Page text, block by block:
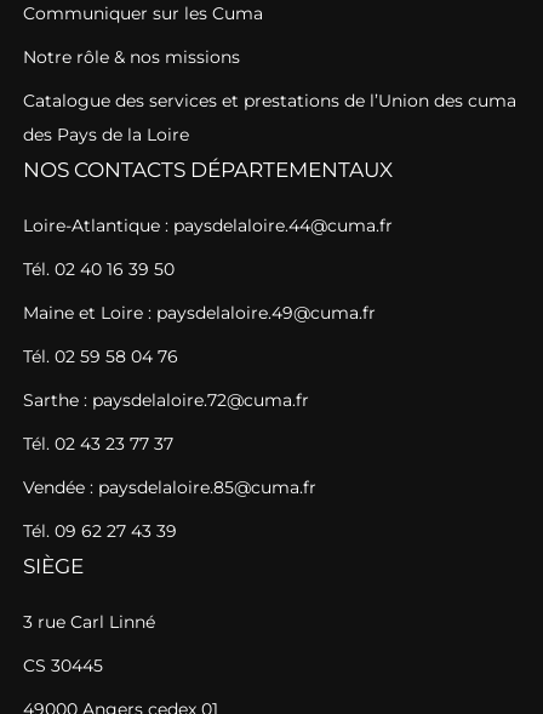
Communiquer sur les Cuma
Notre rôle & nos missions
Catalogue des services et prestations de l’Union des cuma
des Pays de la Loire
NOS CONTACTS DÉPARTEMENTAUX
Loire-Atlantique : paysdelaloire.44@cuma.fr
Tél. 02 40 16 39 50
Maine et Loire : paysdelaloire.49@cuma.fr
Tél. 02 59 58 04 76
Sarthe : paysdelaloire.72@cuma.fr
Tél. 02 43 23 77 37
Vendée : paysdelaloire.85@cuma.fr
Tél. 09 62 27 43 39
SIÈGE
3 rue Carl Linné
CS 30445
49000 Angers cedex 01